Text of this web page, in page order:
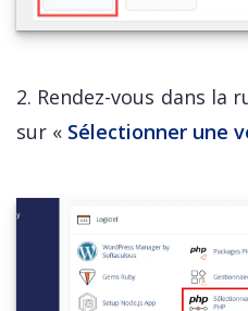
2. Rendez-vous dans la
sur « Sélectionner une